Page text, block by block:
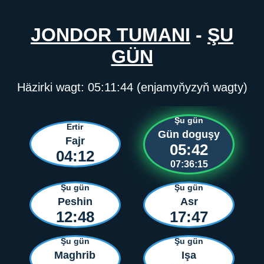
JONDOR TUMANI - ŞU
GÜN
Häzirki wagt: 05:11:44(enjamyňyzyň wagty)
Ertir
Fajr
04:12
Şu gün
Gün doguşy
05:42
07:36:15
Şu gün
Peshin
12:48
Şu gün
Asr
17:47
Şu gün
Maghrib
Şu gün
Işa